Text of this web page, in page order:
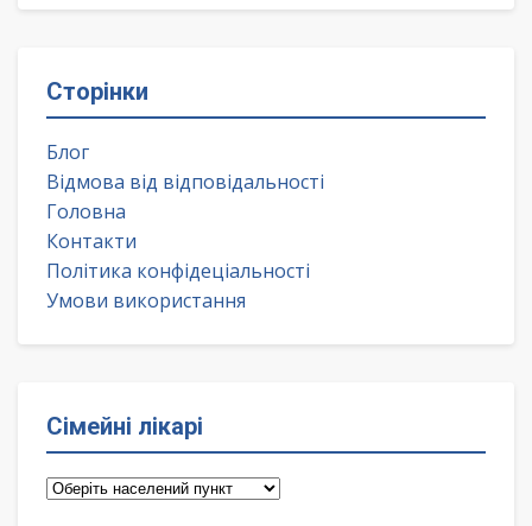
Сторінки
Блог
Відмова від відповідальності
Головна
Контакти
Політика конфідеціальності
Умови використання
Сімейні лікарі
Сімейні